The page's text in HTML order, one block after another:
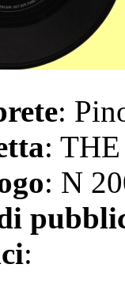
:
:
: N
: